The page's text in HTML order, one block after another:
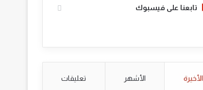
تابعنا على فيسبوك
الأخيرة الأشهر تعليقات